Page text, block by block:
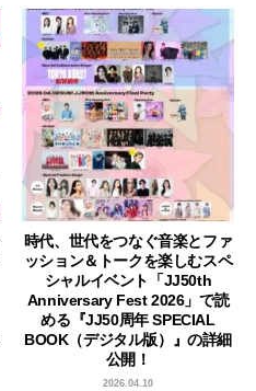
時代、世代をつなぐ音楽とファ
ッション＆トークを楽しむスペ
シャルイベント「JJ50th
Anniversary Fest 2026」で読
める『JJ50周年 SPECIAL
BOOK（デジタル版）』の詳細
公開！
2026.04.10